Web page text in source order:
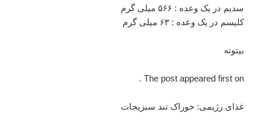
سدیم در یک وعده : ۵۶۶ میلی گرم
کلیسم در یک وعده : ۶۳ میلی گرم
بیتوته
The post appeared first on .
غذای رژیمی: خوراک تند سبزیجات